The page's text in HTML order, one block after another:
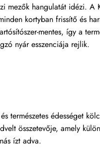
hangulatát idézi.
kortyban frissítő és
mentes, így a
nyár esszenciája rejlik.
természetes édességet
összetevője, amely
ízt adva.